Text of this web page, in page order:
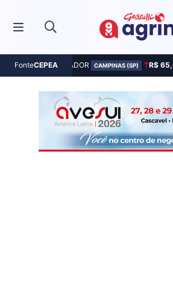
FonteCEPEA
MILHO - INDICADOR CAMPINAS (SP) R$